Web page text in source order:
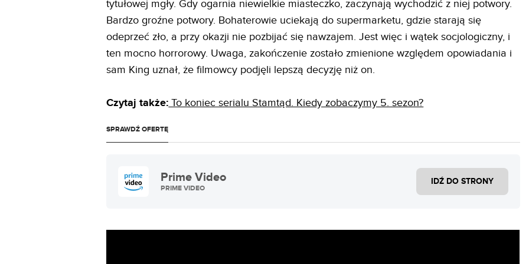
tytułowej mgły. Gdy ogarnia niewielkie miasteczko, zaczynają wychodzić z niej potwory.
Bardzo groźne potwory. Bohaterowie uciekają do supermarketu, gdzie starają się
odeprzeć zło, a przy okazji nie pozbijać się nawzajem. Jest więc i wątek socjologiczny, i
ten mocno horrorowy. Uwaga, zakończenie zostało zmienione względem opowiadania i
sam King uznał, że filmowcy podjęli lepszą decyzję niż on.
Czytaj także: To koniec serialu Stamtąd. Kiedy zobaczymy 5. sezon?
SPRAWDŹ OFERTĘ
Prime Video
PRIME VIDEO
IDŹ DO STRONY